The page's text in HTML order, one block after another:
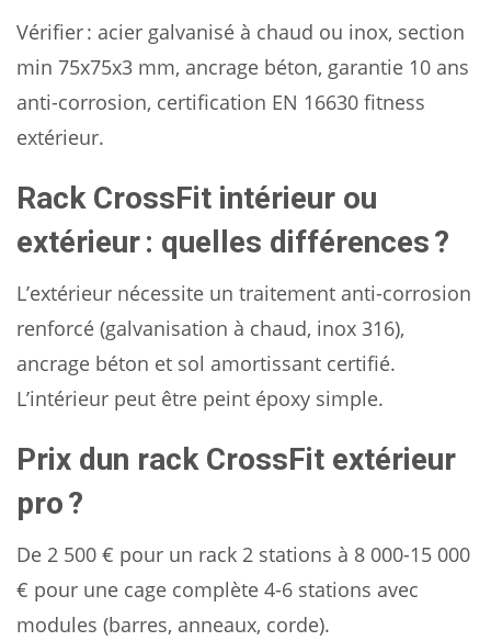
Vérifier : acier galvanisé à chaud ou inox, section
min 75x75x3 mm, ancrage béton, garantie 10 ans
anti-corrosion, certification EN 16630 fitness
extérieur.
Rack CrossFit intérieur ou
extérieur : quelles différences ?
L’extérieur nécessite un traitement anti-corrosion
renforcé (galvanisation à chaud, inox 316),
ancrage béton et sol amortissant certifié.
L’intérieur peut être peint époxy simple.
Prix dun rack CrossFit extérieur
pro ?
De 2 500 € pour un rack 2 stations à 8 000-15 000
€ pour une cage complète 4-6 stations avec
modules (barres, anneaux, corde).